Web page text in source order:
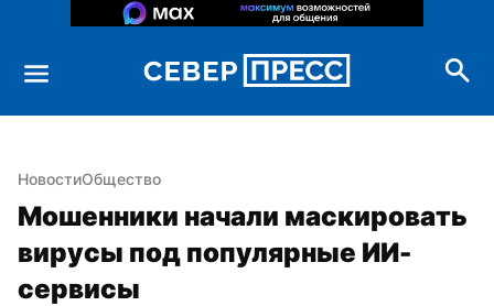
НовостиОбщество
Мошенники начали маскировать
вирусы под популярные ИИ-
сервисы